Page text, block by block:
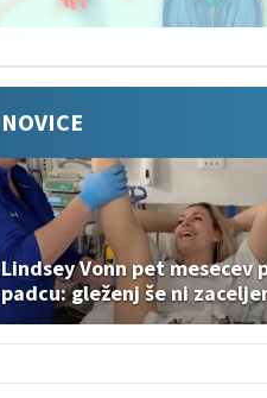
NOVICE
Lindsey Vonn pet mesecev
padcu: gleženj še ni